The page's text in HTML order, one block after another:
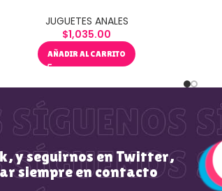
JUGUETES ANALES
$1,035.00
AÑADIR AL CARRITO
y seguirnos en Twitter,
siempre en contacto